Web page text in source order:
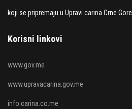
koji se pripremaju u Upravi carina Crne Gore.
Korisni linkovi
www.gov.me
www.upravacarina.gov.me
info.carina.co.me